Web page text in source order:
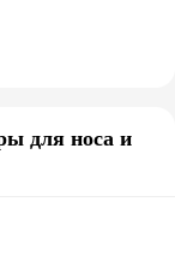
для носа и